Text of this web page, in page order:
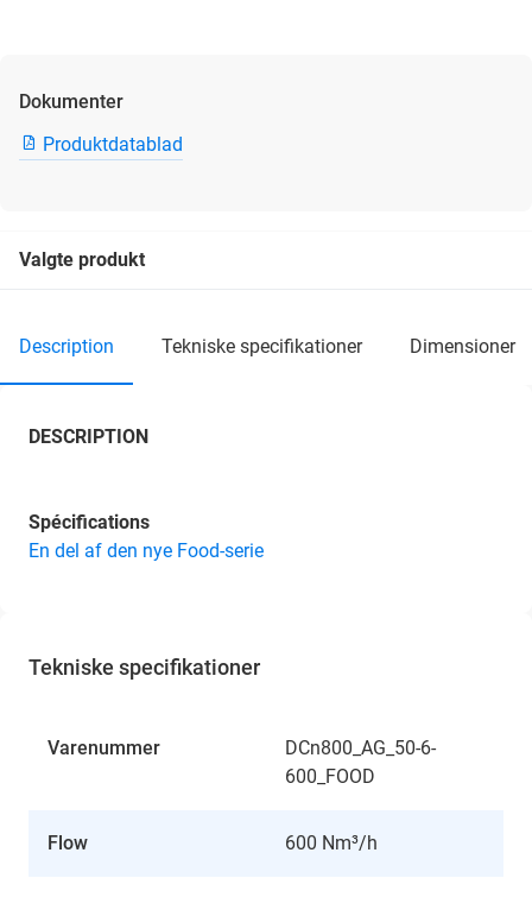
Dokumenter
Produktdatablad
Valgte produkt
description tekniske specifikationer dimensioner
DESCRIPTION
Spécifications
En del af den nye Food-serie
Tekniske specifikationer
Varenummer
DCn800_AG_50-6-
600_FOOD
Flow 600 Nm³/h